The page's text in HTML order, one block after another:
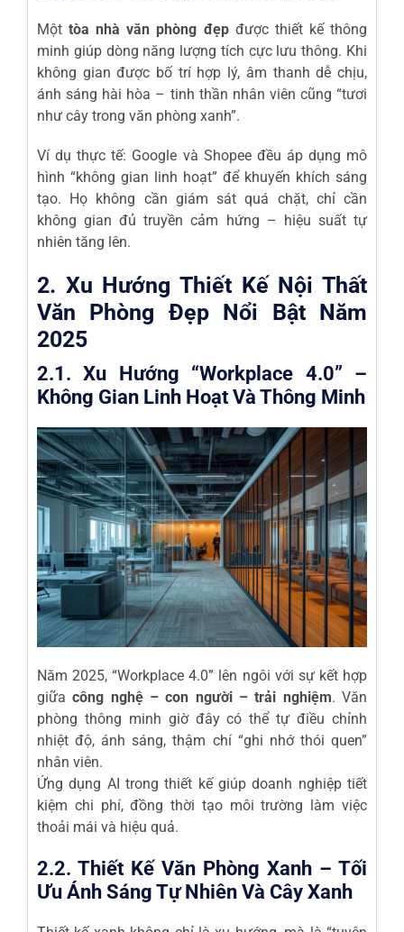
Mộttòa nhà văn phòng đẹpđược thiết kế thông
minh giúp dòng năng lượng tích cực lưu thông. Khi
không gian được bố trí hợp lý, âm thanh dễ chịu,
ánh sáng hài hòa – tinh thần nhân viên cũng “tươi
như cây trong văn phòng xanh”.
Ví dụ thực tế: Google và Shopee đều áp dụng mô
hình “không gian linh hoạt” để khuyến khích sáng
tạo. Họ không cần giám sát quá chặt, chỉ cần
không gian đủ truyền cảm hứng – hiệu suất tự
nhiên tăng lên.
2. Xu Hướng Thiết Kế Nội Thất
Văn Phòng Đẹp Nổi Bật Năm
2025
2.1. Xu Hướng “Workplace 4.0” –
Không Gian Linh Hoạt Và Thông Minh
Năm 2025, “Workplace 4.0” lên ngôi với sự kết hợp
giữacông nghệ – con người – trải nghiệm. Văn
phòng thông minh giờ đây có thể tự điều chỉnh
nhiệt độ, ánh sáng, thậm chí “ghi nhớ thói quen”
nhân viên.
Ứng dụng AI trong thiết kế giúp doanh nghiệp tiết
kiệm chi phí, đồng thời tạo môi trường làm việc
thoải mái và hiệu quả.
2.2. Thiết Kế Văn Phòng Xanh – Tối
Ưu Ánh Sáng Tự Nhiên Và Cây Xanh